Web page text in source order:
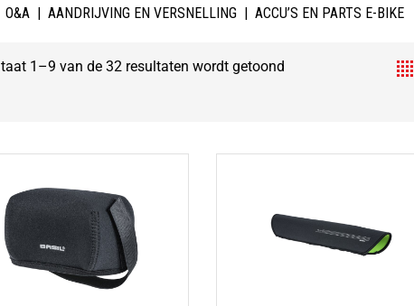
O&A | AANDRIJVING EN VERSNELLING | ACCU’S EN PARTS E-BIKE
1–9 van de 32 resultaten wordt getoond